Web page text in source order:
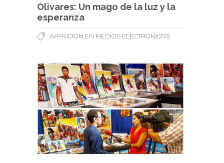
Olivares: Un mago de la luz y la
esperanza
APARICIÓN EN MEDIOS ELECTRÓNICOS